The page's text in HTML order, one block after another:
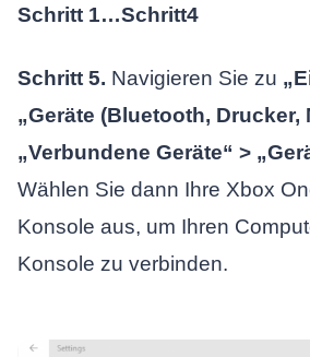
Schritt 1…Schritt4
Schritt 5. Navigieren Sie zu
„Geräte (Bluetooth, Drucker,
„Verbundene Geräte“ >
Wählen Sie dann Ihre Xbox
Konsole aus, um Ihren
Konsole zu verbinden.